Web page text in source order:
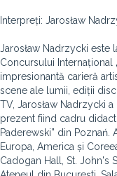
Interpreți: Jarosław
Jarosław Nadrzycki este
Concursului Internațional
impresionantă carieră
scene ale lumii, ediții
TV, Jarosław Nadrzycki
prezent fiind cadru
Paderewski” din
Europa, America și
Cadogan Hall, St. John's